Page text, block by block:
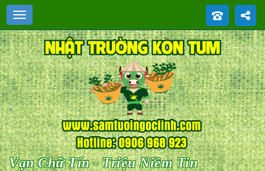
Vạn Chữ Tín - Triệu Niềm Tin